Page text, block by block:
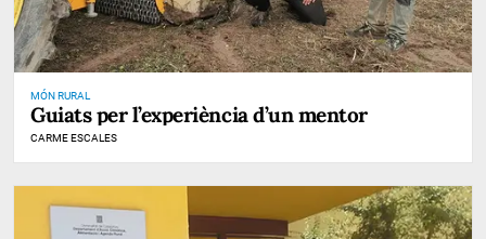
MÓN RURAL
Guiats per l’experiència d’un mentor
CARME ESCALES